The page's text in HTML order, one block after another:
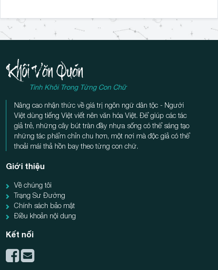
Tinh Khôi Trong Từng Con Chữ
Nâng cao nhận thức về giá trị ngôn ngữ dân tộc - Người
Việt dùng tiếng Việt viết nên văn hóa Việt. Để giúp các tác
giả trẻ, những cây bút tràn đầy nhựa sống có thể sáng tạo
những tác phẩm chỉn chu hơn, một nơi mà độc giả có thể
thoải mái thả hồn bay theo từng con chữ.
Giới thiệu
Về chúng tôi
Trạng Sư Đường
Chính sách bảo mật
Điều khoản nội dung
Kết nối